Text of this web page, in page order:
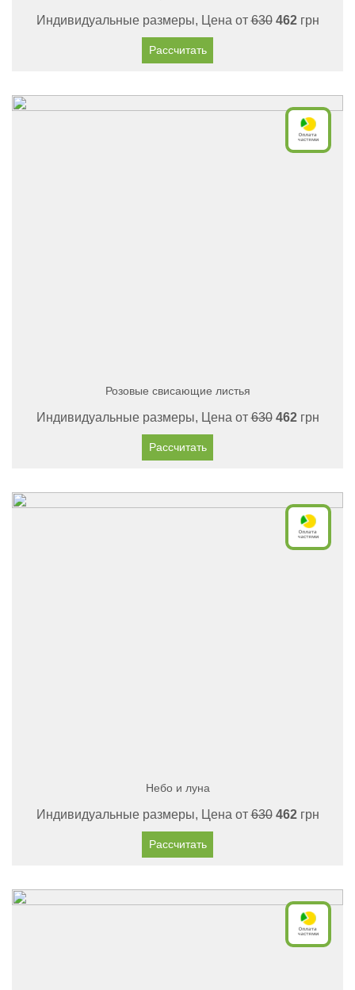
Индивидуальные размеры, Цена от630 462грн
Рассчитать
Розовые свисающие листья
Индивидуальные размеры, Цена от630 462грн
Рассчитать
Небо и луна
Индивидуальные размеры, Цена от630 462грн
Рассчитать